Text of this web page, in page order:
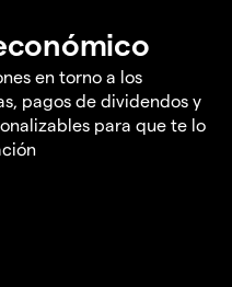
en torno a los
pagos de dividendos y
para que te lo